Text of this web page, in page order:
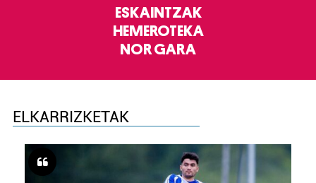
ESKAINTZAK
HEMEROTEKA
NOR GARA
ELKARRIZKETAK